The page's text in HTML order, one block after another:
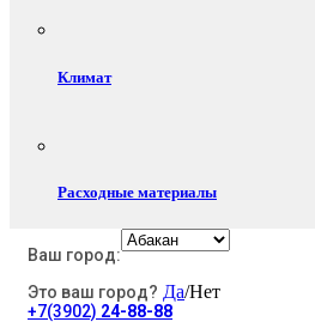
Климат
Расходные материалы
Электротовары
Ваш город:
Это ваш город? Да/Нет
+7(3902) 24-88-88